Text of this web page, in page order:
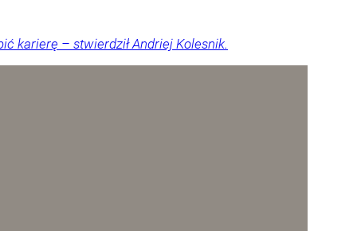
karierę – stwierdził Andriej Kolesnik.